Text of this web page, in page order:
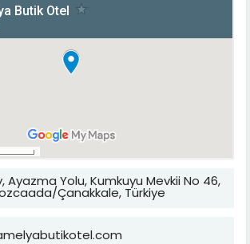
Ayazma Yolu, Kumkuyu Mevkii No 46,
Çanakkale, Türkiye